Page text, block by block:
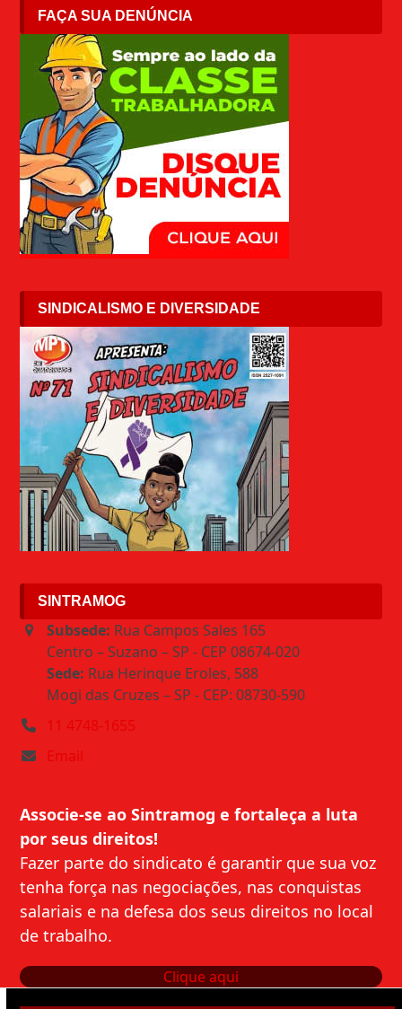
FAÇA SUA DENÚNCIA
SINDICALISMO E DIVERSIDADE
SINTRAMOG
Subsede: Rua Campos Sales 165
Centro – Suzano – SP - CEP 08674-020
Sede: Rua Herinque Eroles, 588
Mogi das Cruzes – SP - CEP: 08730-590
11 4748-1655
Email
Associe-se ao Sintramog e fortaleça a luta
por seus direitos!
Fazer parte do sindicato é garantir que sua voz
tenha força nas negociações, nas conquistas
salariais e na defesa dos seus direitos no local
de trabalho.
Clique aqui